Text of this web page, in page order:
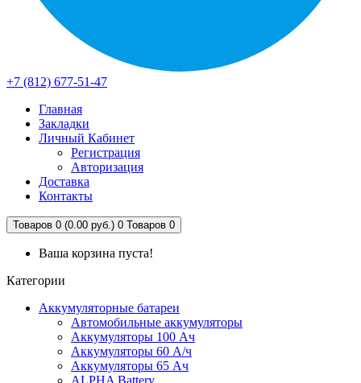
+7 (812) 677-51-47
Главная
Закладки
Личный Кабинет
Регистрация
Авторизация
Доставка
Контакты
Товаров 0 (0.00 руб.) 0 Товаров 0
Ваша корзина пуста!
Категории
Аккумуляторные батареи
Автомобильные аккумуляторы
Аккумуляторы 100 Ач
Аккумуляторы 60 А/ч
Аккумуляторы 65 Ач
ALPHA Battery